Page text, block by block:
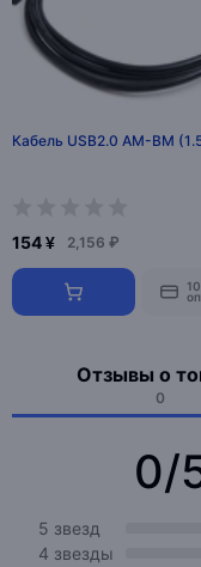
Кабель USB2.0 AM-BM
154 ¥ 2,156 ₽
10
Отзывы о
0
0/
5 звезд
4 звезды